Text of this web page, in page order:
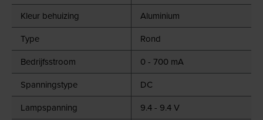
Kleur behuizing
Aluminium
Type
Rond
Bedrijfsstroom
0 - 700 mA
Spanningstype
DC
Lampspanning
9.4 - 9.4 V